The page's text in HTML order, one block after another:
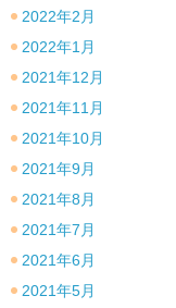
2022年2月
2022年1月
2021年12月
2021年11月
2021年10月
2021年9月
2021年8月
2021年7月
2021年6月
2021年5月